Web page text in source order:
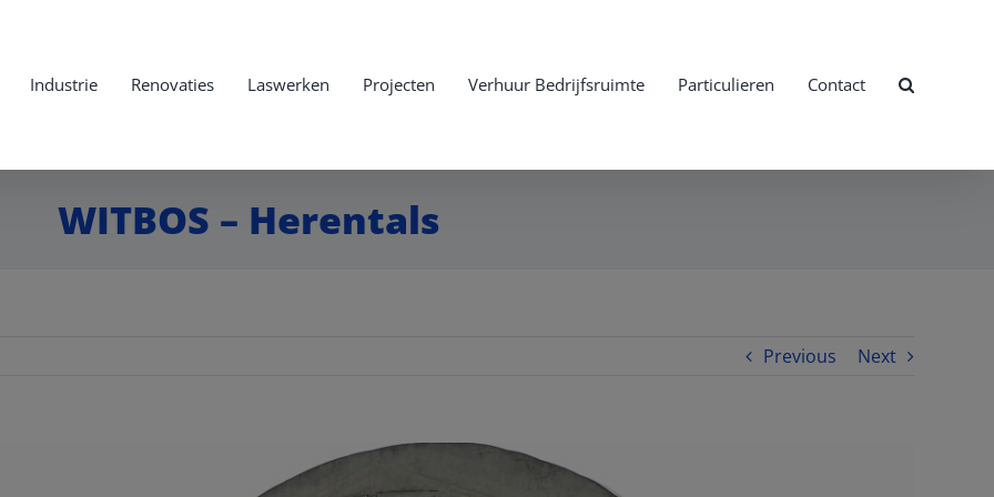
Industrie Renovaties Laswerken Projecten Verhuur Bedrijfsruimte Particulieren Contact
WITBOS – Herentals
Previous Next